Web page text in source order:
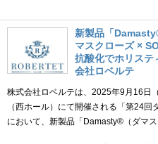
新製品「
マスクローズ ×
抗酸化でホリステ
会社ロベルテ
株式会社ロベルテは、2025年9月16日
（西ホール）にて開催される「第24回
において、新製品「Damasty®（ダマ